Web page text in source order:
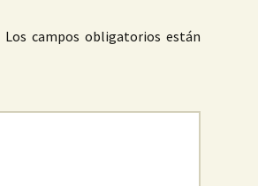
Los campos obligatorios están